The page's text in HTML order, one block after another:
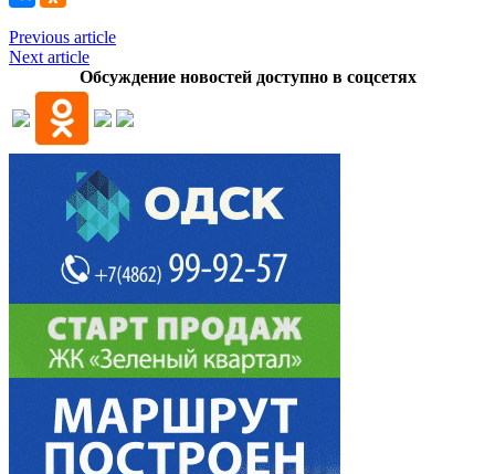
Previous article
Next article
Обсуждение новостей доступно в соцсетях